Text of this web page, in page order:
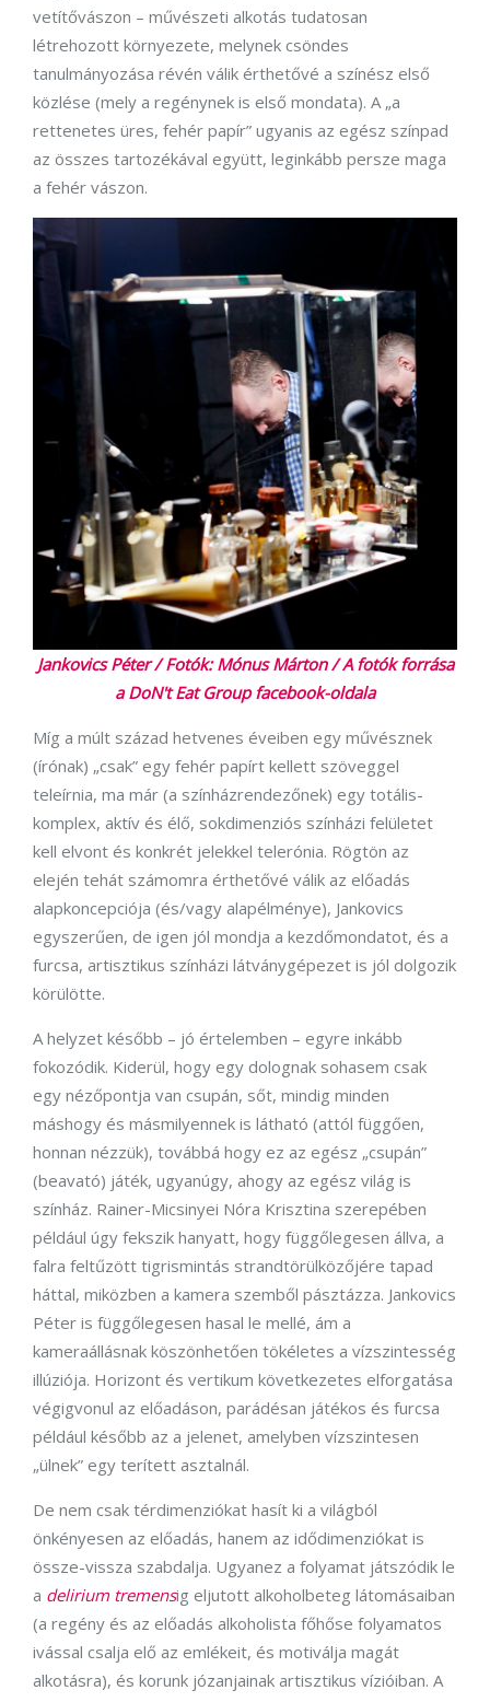
vetítővászon – művészeti alkotás tudatosan
létrehozott környezete, melynek csöndes
tanulmányozása révén válik érthetővé a színész első
közlése (mely a regénynek is első mondata). A „a
rettenetes üres, fehér papír” ugyanis az egész színpad
az összes tartozékával együtt, leginkább persze maga
a fehér vászon.
Jankovics Péter / Fotók: Mónus Márton / A fotók forrása
a DoN't Eat Group facebook-oldala
Míg a múlt század hetvenes éveiben egy művésznek
(írónak) „csak” egy fehér papírt kellett szöveggel
teleírnia, ma már (a színházrendezőnek) egy totális-
komplex, aktív és élő, sokdimenziós színházi felületet
kell elvont és konkrét jelekkel telerónia. Rögtön az
elején tehát számomra érthetővé válik az előadás
alapkoncepciója (és/vagy alapélménye), Jankovics
egyszerűen, de igen jól mondja a kezdőmondatot, és a
furcsa, artisztikus színházi látványgépezet is jól dolgozik
körülötte.
A helyzet később – jó értelemben – egyre inkább
fokozódik. Kiderül, hogy egy dolognak sohasem csak
egy nézőpontja van csupán, sőt, mindig minden
máshogy és másmilyennek is látható (attól függően,
honnan nézzük), továbbá hogy ez az egész „csupán”
(beavató) játék, ugyanúgy, ahogy az egész világ is
színház. Rainer-Micsinyei Nóra Krisztina szerepében
például úgy fekszik hanyatt, hogy függőlegesen állva, a
falra feltűzött tigrismintás strandtörülközőjére tapad
háttal, miközben a kamera szemből pásztázza. Jankovics
Péter is függőlegesen hasal le mellé, ám a
kameraállásnak köszönhetően tökéletes a vízszintesség
illúziója. Horizont és vertikum következetes elforgatása
végigvonul az előadáson, parádésan játékos és furcsa
például később az a jelenet, amelyben vízszintesen
„ülnek” egy terített asztalnál.
De nem csak térdimenziókat hasít ki a világból
önkényesen az előadás, hanem az idődimenziókat is
össze-vissza szabdalja. Ugyanez a folyamat játszódik le
a delirium tremensig eljutott alkoholbeteg látomásaiban
(a regény és az előadás alkoholista főhőse folyamatos
ivással csalja elő az emlékeit, és motiválja magát
alkotásra), és korunk józanjainak artisztikus vízióiban. A